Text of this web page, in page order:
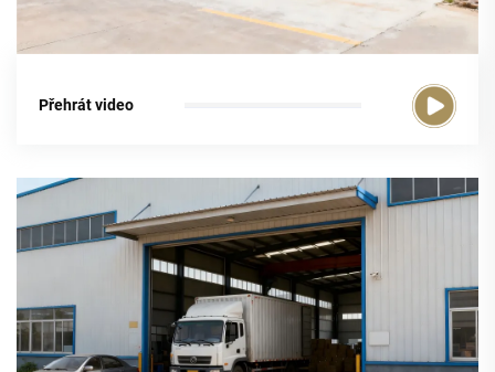
Přehrát video